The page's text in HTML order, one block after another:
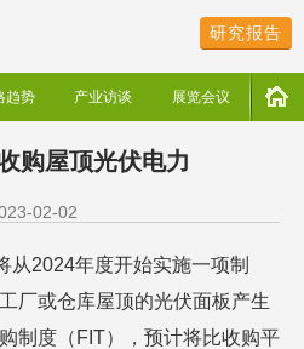
研究报告
趋势 产业访谈 展览会议
购屋顶光伏电力
02-02
从2024年度开始实施一项制
厂或仓库屋顶的光伏面板产生
制度（FIT），预计将比收购平